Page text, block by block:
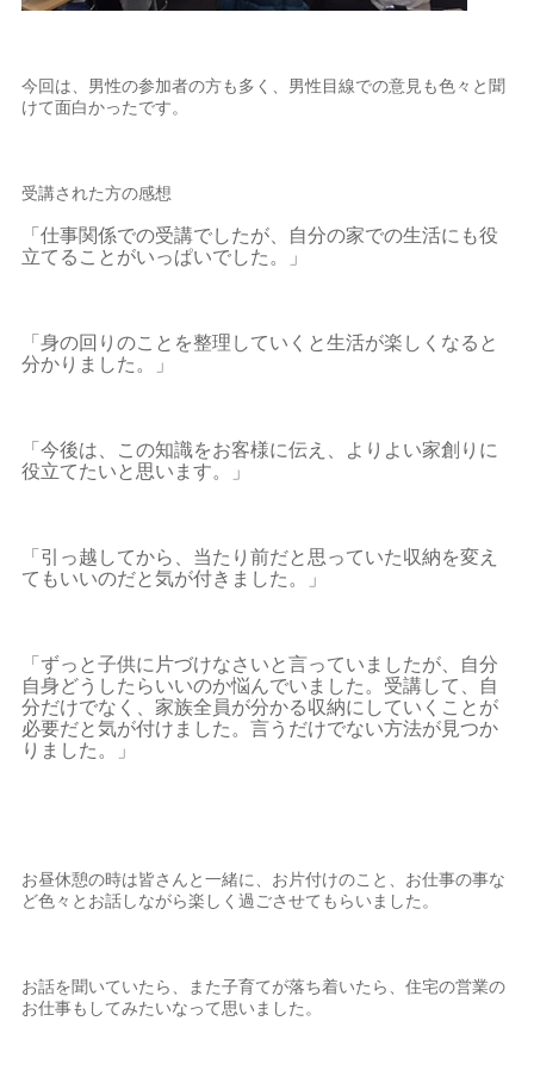
今回は、男性の参加者の方も多く、男性目線での意見も色々と聞
けて面白かったです。
受講された方の感想
「仕事関係での受講でしたが、自分の家での生活にも役
立てることがいっぱいでした。」
「身の回りのことを整理していくと生活が楽しくなると
分かりました。」
「今後は、この知識をお客様に伝え、よりよい家創りに
役立てたいと思います。」
「引っ越してから、当たり前だと思っていた収納を変え
てもいいのだと気が付きました。」
「ずっと子供に片づけなさいと言っていましたが、自分
自身どうしたらいいのか悩んでいました。受講して、自
分だけでなく、家族全員が分かる収納にしていくことが
必要だと気が付けました。言うだけでない方法が見つか
りました。」
お昼休憩の時は皆さんと一緒に、お片付けのこと、お仕事の事な
ど色々とお話しながら楽しく過ごさせてもらいました。
お話を聞いていたら、また子育てが落ち着いたら、住宅の営業の
お仕事もしてみたいなって思いました。